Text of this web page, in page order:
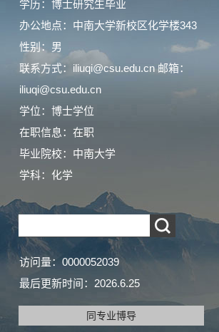
学历：博士研究生毕业
办公地点：中南大学新校区化学楼343
性别：男
联系方式：iliuqi@csu.edu.cn 邮箱：
iliuqi@csu.edu.cn
学位：博士学位
在职信息：在职
毕业院校：中南大学
学科：化学
访问量： 0000052039
最后更新时间： 2026.6.25
同专业博导